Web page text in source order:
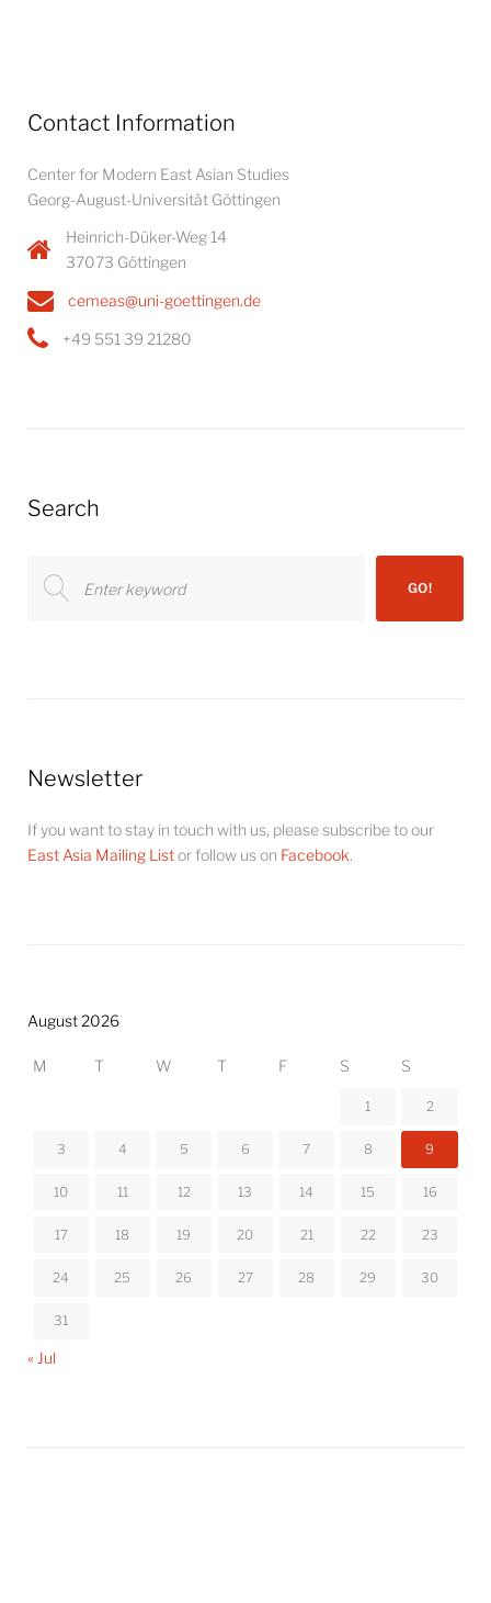
Contact Information
Center for Modern East Asian Studies
Georg-August-Universität Göttingen
Heinrich-Düker-Weg 14
37073 Göttingen
cemeas@uni-goettingen.de
+49 551 39 21280
Search
for:
GO!
Newsletter
If you want to stay in touch with us, please subscribe to our
East Asia Mailing Listor follow us on Facebook.
August 2026
M T W T F S S
1 2
3 4 5 6 7 8 9
10 11 12 13 14 15 16
17 18 19 20 21 22 23
24 25 26 27 28 29 30
31
« Jul